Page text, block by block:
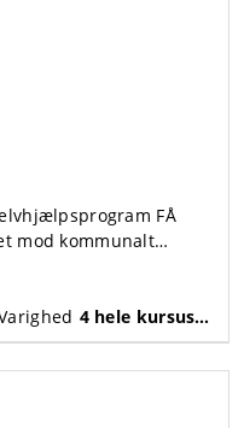
FÅ
mod kommunalt
4 hele kursusdage + supervision